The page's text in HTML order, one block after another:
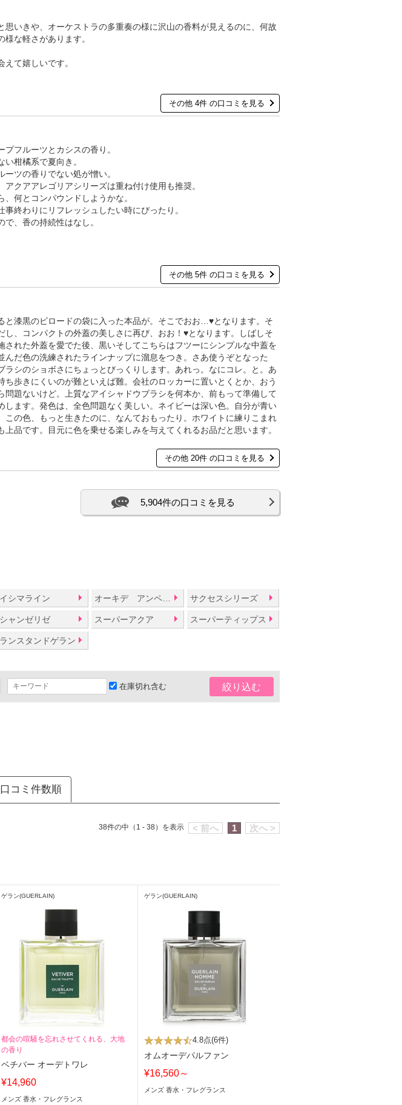
思いきや、オーケストラの多重奏の様に沢山の香料が見えるのに、何故
様な軽さがあります。
えて嬉しいです。
その他 4件 の口コミを見る
プフルーツとカシスの香り。
い柑橘系で夏向き。
ーツの香りでない処が憎い。
アクアアレゴリアシリーズは重ね付け使用も推奨。
、何とコンパウンドしようかな。
事終わりにリフレッシュしたい時にぴったり。
で、香の持続性はなし。
その他 5件 の口コミを見る
と漆黒のビロードの袋に入った本品が。そこでおお…♥となります。そ
し、コンパクトの外蓋の美しさに再び、おお！♥となります。しばしそ
された外蓋を愛でた後、黒いそしてこちらはフツーにシンプルな中蓋を
んだ色の洗練されたラインナップに溜息をつき。さあ使うぞとなった
ラシのショボさにちょっとびっくりします。あれっ。なにコレ。と。あ
ち歩きにくいのが難といえば難。会社のロッカーに置いとくとか、おう
問題ないけど。上質なアイシャドウブラシを何本か、前もって準備して
します。発色は、全色問題なく美しい。ネイビーは深い色。自分が青い
この色、もっと生きたのに、なんておもったり。ホワイトに練りこまれ
上品です。目元に色を乗せる楽しみを与えてくれるお品だと思います。
その他 20件 の口コミを見る
5,904件の口コミを見る
イシマライン サクセスシリーズ
シャンゼリゼ スーパーアクア スーパーティップス
ランスタンドゲラン
在庫切れ含む 絞り込む
口コミ件数順
< 前へ 1 次へ >
38件の中（1 - 38）を表示
ゲラン(GUERLAIN)
都会の喧騒を忘れさせてくれる、大地
の香り
ベチバー オーデトワレ
¥14,960
メンズ 香水・フレグランス
ゲラン(GUERLAIN)
4.8点(6件)
オムオーデパルファン
¥16,560～
メンズ 香水・フレグランス